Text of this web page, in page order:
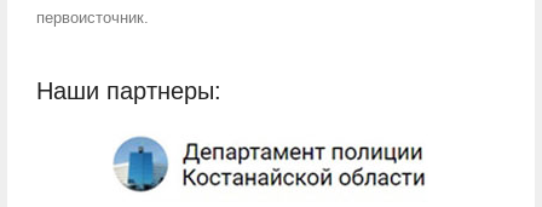
первоисточник.
Наши партнеры: